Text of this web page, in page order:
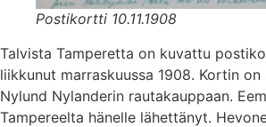
Postikortti 10.11.1908
Talvista Tamperetta on kuvattu
liikkunut marraskuussa 1908. Kortin
Nylund Nylanderin rautakauppaan.
Tampereelta hänelle lähettänyt.